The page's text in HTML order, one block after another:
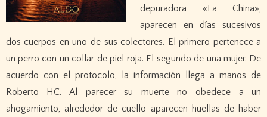
depuradora «La China»,
aparecen en días sucesivos
dos cuerpos en uno de sus colectores. El primero pertenece a
un perro con un collar de piel roja. El segundo de una mujer. De
acuerdo con el protocolo, la información llega a manos de
Roberto HC. Al parecer su muerte no obedece a un
ahogamiento, alrededor de cuello aparecen huellas de haber